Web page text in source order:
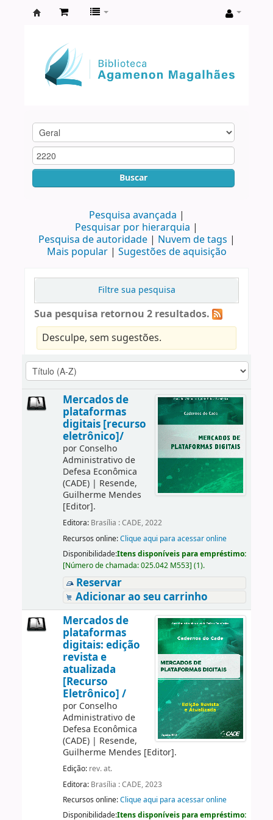
Agamenon
Magalhães
Buscar
Pesquisa avançada
Pesquisar por hierarquia
Pesquisa de autoridade
Nuvem de tags
Mais popular
Sugestões de aquisição
Filtre sua pesquisa
Sua pesquisa retornou 2 resultados.
Desculpe, sem sugestões.
Mercados de
plataformas
digitais [recurso
eletrônico]/
por Conselho
Administrativo de
Defesa Econômica
(CADE)| Resende,
Guilherme Mendes
[Editor].
Editora: Brasília : CADE, 2022
Recursos online:Clique aqui para acessar online
Disponibilidade:Itens disponíveis para empréstimo:
[Número de chamada:025.042 M553] (1).
Reservar
Adicionar ao seu carrinho
Mercados de
plataformas
digitais: edição
revista e
atualizada
[Recurso
Eletrônico] /
por Conselho
Administrativo de
Defesa Econômica
(CADE)| Resende,
Guilherme Mendes [Editor].
Edição: rev. at.
Editora: Brasília : CADE, 2023
Recursos online:Clique aqui para acessar online
Disponibilidade:Itens disponíveis para empréstimo: